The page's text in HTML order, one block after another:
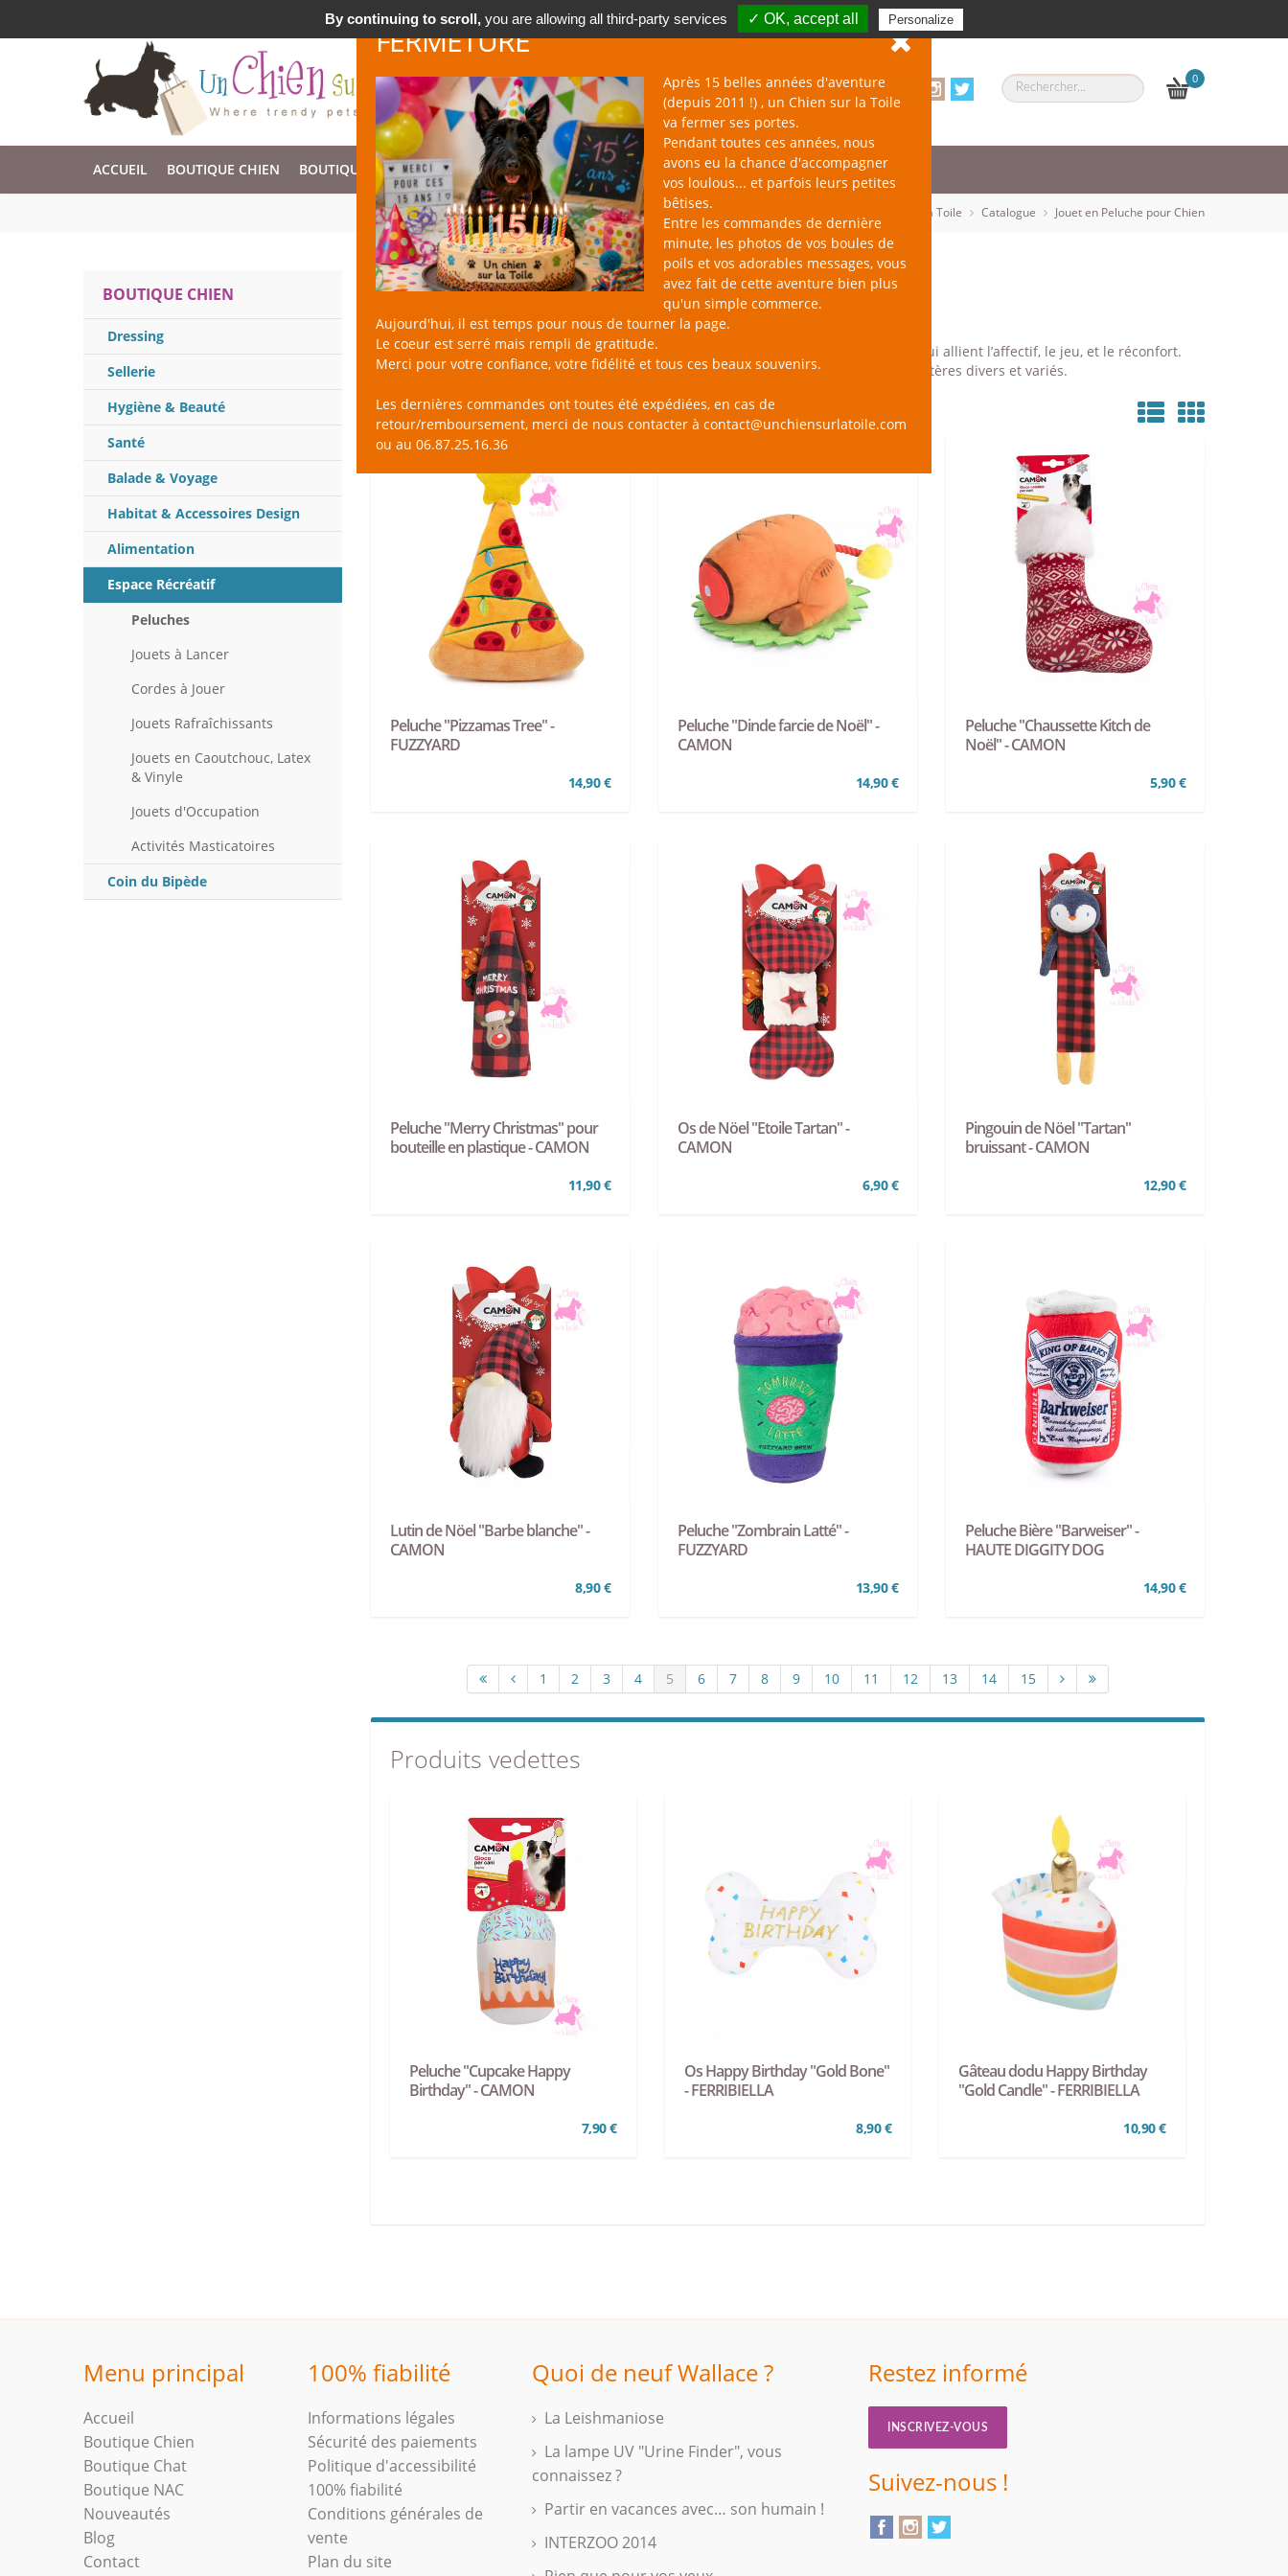
Accessoires & Design pour Chien, Chat, et Nac !
FERMETURE
Après 15 belles années d'aventure
(depuis 2011 !) , un Chien sur la Toile
va fermer ses portes.
Pendant toutes ces années, nous
avons eu la chance d'accompagner
vos loulous... et parfois leurs petites
bêtises.
Entre les commandes de dernière
minute, les photos de vos boules de
poils et vos adorables messages, vous
avez fait de cette aventure bien plus
qu'un simple commerce.
Aujourd'hui, il est temps pour nous de tourner la page.
Le coeur est serré mais rempli de gratitude.
Merci pour votre confiance, votre fidélité et tous ces beaux souvenirs.
Les dernières commandes ont toutes été expédiées, en cas de
retour/remboursement, merci de nous contacter à contact@unchiensurlatoile.com
ou au 06.87.25.16.36
0
ACCUEIL BOUTIQUE CHIEN BOUTIQUE CHAT BOUTIQUE NAC NOUVEAUTÉS BLOG CONTACT
un Chien sur la Toile Catalogue Jouet en Peluche pour Chien
BOUTIQUE CHIEN
Dressing
Sellerie
Hygiène & Beauté
Santé
Balade & Voyage
Habitat & Accessoires Design
Alimentation
Espace Récréatif
Peluches
Jouets à Lancer
Cordes à Jouer
Jouets Rafraîchissants
Jouets en Caoutchouc, Latex
& Vinyle
Jouets d'Occupation
Activités Masticatoires
Coin du Bipède
Jouet en Peluche pour Chien
un Chien sur la Toile, c'est une sélection de peluches moelleuses et douces à câliner qui allient l’affectif, le jeu, et le réconfort.
Large choix de couleurs et de styles pour plaire aux chiens de toutes tailles et de caractères divers et variés.
Peluche "Pizzamas Tree" -
FUZZYARD
14,90 €
Peluche "Dinde farcie de Noël" -
CAMON
14,90 €
Peluche "Chaussette Kitch de
Noël" - CAMON
5,90 €
Peluche "Merry Christmas" pour
bouteille en plastique - CAMON
11,90 €
Os de Nöel "Etoile Tartan" -
CAMON
6,90 €
Pingouin de Nöel "Tartan"
bruissant - CAMON
12,90 €
Lutin de Nöel "Barbe blanche" -
CAMON
8,90 €
Peluche "Zombrain Latté" -
FUZZYARD
13,90 €
Peluche Bière "Barweiser" -
HAUTE DIGGITY DOG
14,90 €
1 2 3 4 5 6 7 8 9 10 11 12 13 14 15
Produits vedettes
Peluche "Cupcake Happy
Birthday" - CAMON
7,90 €
Os Happy Birthday "Gold Bone"
- FERRIBIELLA
8,90 €
Gâteau dodu Happy Birthday
"Gold Candle" - FERRIBIELLA
10,90 €
Menu principal
Accueil
Boutique Chien
Boutique Chat
Boutique NAC
Nouveautés
Blog
Contact
100% fiabilité
Informations légales
Sécurité des paiements
Politique d'accessibilité
100% fiabilité
Conditions générales de
vente
Plan du site
Quoi de neuf Wallace ?
La Leishmaniose
La lampe UV "Urine Finder", vous
connaissez ?
Partir en vacances avec… son humain !
INTERZOO 2014
Restez informé
INSCRIVEZ-VOUS
Suivez-nous !
By continuing to scroll,you are allowing all third-party services ✓ OK, accept all Personalize